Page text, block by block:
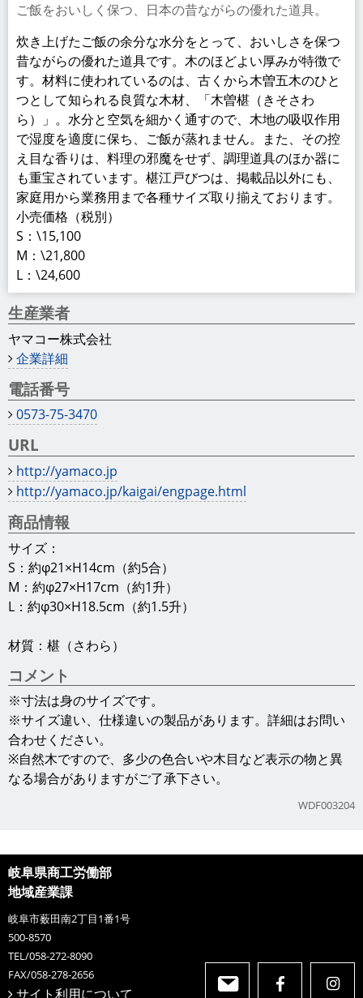
ご飯をおいしく保つ、日本の昔ながらの優れた道具。
炊き上げたご飯の余分な水分をとって、おいしさを保つ
昔ながらの優れた道具です。木のほどよい厚みが特徴で
す。材料に使われているのは、古くから木曽五木のひと
つとして知られる良質な木材、「木曽椹（きそさわ
ら）」。水分と空気を細かく通すので、木地の吸収作用
で湿度を適度に保ち、ご飯が蒸れません。また、その控
え目な香りは、料理の邪魔をせず、調理道具のほか器に
も重宝されています。椹江戸びつは、掲載品以外にも、
家庭用から業務用まで各種サイズ取り揃えております。
小売価格（税別）
S：\15,100
M：\21,800
L：\24,600
生産業者
ヤマコー株式会社
企業詳細
電話番号
0573-75-3470
URL
http://yamaco.jp
http://yamaco.jp/kaigai/engpage.html
商品情報
サイズ：
S：約φ21×H14cm（約5合）
M：約φ27×H17cm（約1升）
L：約φ30×H18.5cm（約1.5升）
材質：椹（さわら）
コメント
※寸法は身のサイズです。
※サイズ違い、仕様違いの製品があります。詳細はお問い
合わせください。
※自然木ですので、多少の色合いや木目など表示の物と異
なる場合がありますがご了承下さい。
WDF003204
岐阜県商工労働部
地域産業課
岐阜市薮田南2丁目1番1号
500-8570
TEL/058-272-8090
FAX/058-278-2656
サイト利用について